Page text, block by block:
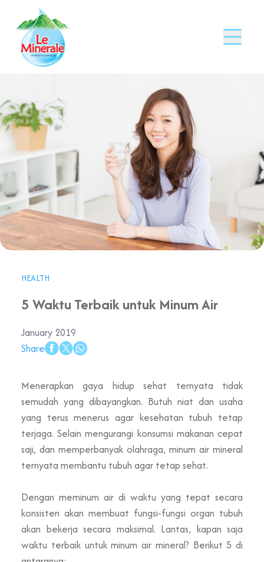
HEALTH
5 Waktu Terbaik untuk Minum Air
January 2019
Share
Menerapkan gaya hidup sehat ternyata tidak
semudah yang dibayangkan. Butuh niat dan usaha
yang terus menerus agar kesehatan tubuh tetap
terjaga. Selain mengurangi konsumsi makanan cepat
saji, dan memperbanyak olahraga, minum air mineral
ternyata membantu tubuh agar tetap sehat.
Dengan meminum air di waktu yang tepat secara
konsisten akan membuat fungsi-fungsi organ tubuh
akan bekerja secara maksimal. Lantas, kapan saja
waktu terbaik untuk minum air mineral? Berikut 5 di